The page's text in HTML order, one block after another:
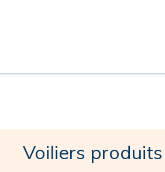
Voiliers produits